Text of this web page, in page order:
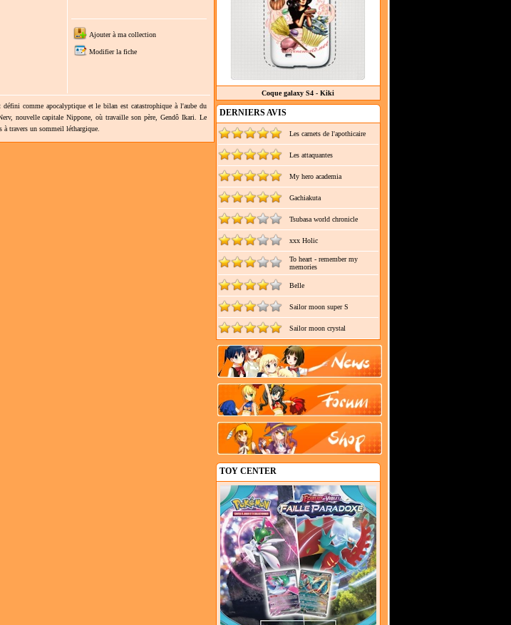
Ajouter à ma collection
Modifier la fiche
comme apocalyptique et le bilan est catastrophique à l'aube du
nouvelle capitale Nippone, où travaille son père, Gendô Ikari. Le
à travers un sommeil léthargique.
Coque galaxy S4 - Kiki
DERNIERS AVIS
Les carnets de l'apothicaire
Les attaquantes
My hero academia
Gachiakuta
Tsubasa world chronicle
xxx Holic
To heart - remember my
memories
Belle
Sailor moon super S
Sailor moon crystal
TOY CENTER